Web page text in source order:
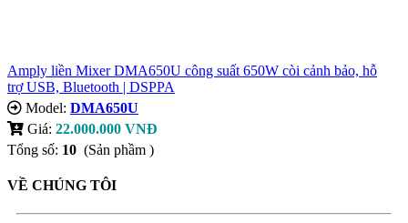
Amply liền Mixer DMA650U công suất 650W còi cảnh bảo, hỗ
trợ USB, Bluetooth | DSPPA
Model: DMA650U
Giá: 22.000.000 VNĐ
Tổng số: 10 (Sản phầm )
VỀ CHÚNG TÔI